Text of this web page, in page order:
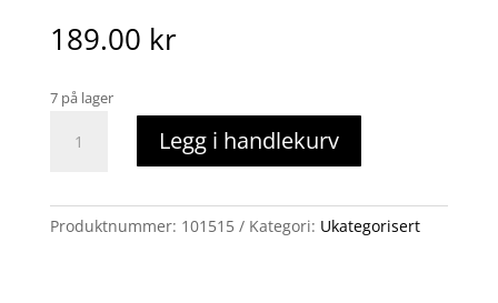
189.00 kr
7 på lager
Lavendel
Legg i handlekurv
Produktnummer: 101515 Kategori: Ukategorisert